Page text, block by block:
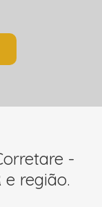
-
região.